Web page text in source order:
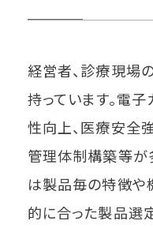
経営者、診療現場
持っています。電
性向上、医療安全
管理体制構築等が
は製品毎の特徴や
的に合った製品選